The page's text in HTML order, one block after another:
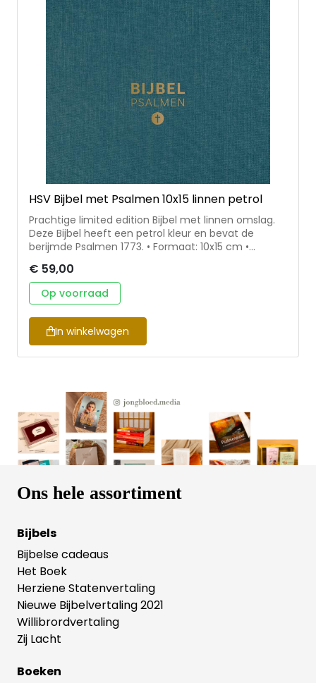
HSV Bijbel met Psalmen 10x15 linnen petrol
Prachtige limited edition Bijbel met linnen omslag.
Deze Bijbel heeft een petrol kleur en bevat de
berijmde Psalmen 1773. • Formaat: 10x15 cm •
verschillende kleuren • Inclusief leeslint & een koker
ter bescherming • Herziene Statenvertaling
€ 59,00
Op voorraad
In winkelwagen
Ons hele assortiment
Bijbels
Bijbelse cadeaus
Het Boek
Herziene Statenvertaling
Nieuwe Bijbelvertaling 2021
Willibrordvertaling
Zij Lacht
Boeken